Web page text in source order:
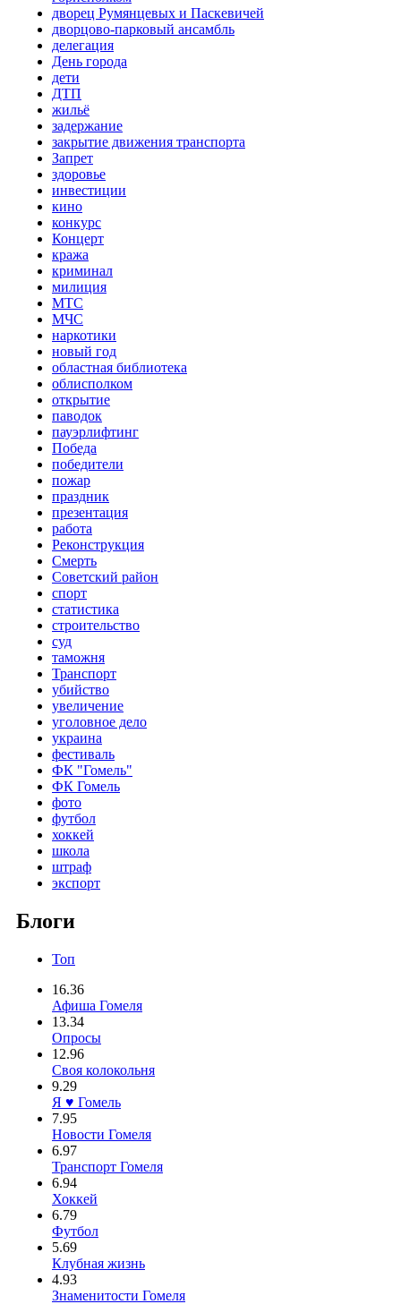
дворец Румянцевых и Паскевичей
дворцово-парковый ансамбль
делегация
День города
дети
ДТП
жильё
задержание
закрытие движения транспорта
Запрет
здоровье
инвестиции
кино
конкурс
Концерт
кража
криминал
милиция
МТС
МЧС
наркотики
новый год
областная библиотека
облисполком
открытие
паводок
пауэрлифтинг
Победа
победители
пожар
праздник
презентация
работа
Реконструкция
Смерть
Советский район
спорт
статистика
строительство
суд
таможня
Транспорт
убийство
увеличение
уголовное дело
украина
фестиваль
ФК "Гомель"
ФК Гомель
фото
футбол
хоккей
школа
штраф
экспорт
Блоги
Топ
16.36
Афиша Гомеля
13.34
Опросы
12.96
Своя колокольня
9.29
Я ♥ Гомель
7.95
Новости Гомеля
6.97
Транспорт Гомеля
6.94
Хоккей
6.79
Футбол
5.69
Клубная жизнь
4.93
Знаменитости Гомеля